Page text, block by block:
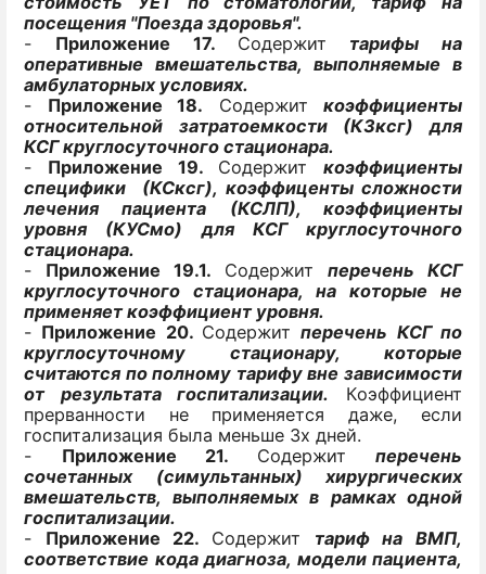
посещения "Поезда здоровья".
-
Приложение 17. Содержит
тарифы на
оперативные вмешательства, выполняемые в
амбулаторных условиях.
-
Приложение 18. Содержит коэффициенты
относительной затратоемкости (КЗксг) для
КСГ круглосуточного стационара.
-
Приложение 19. Содержит коэффициенты
специфики (КСксг), коэффиценты сложности
лечения пациента (КСЛП), коэффициенты
уровня (КУСмо)для КСГ круглосуточного
стационара.
-
Приложение 19.1. Содержит перечень КСГ
круглосуточного стационара, на которые не
применяет коэффициент уровня.
- Приложение 20. Содержит перечень КСГ по
круглосуточному стационару, которые
считаются по полному тарифу вне зависимости
отрезультата госпитализации. Коэффициент
прерванности не применяется даже, если
госпитализация была меньше 3х дней.
-
Приложение 21. Содержит
перечень
сочетанных (симультанных) хирургических
вмешательств, выполняемых в рамках одной
госпитализации.
-
Приложение 22. Содержит
тариф на ВМП,
соответствие кода диагноза, модели пациента,